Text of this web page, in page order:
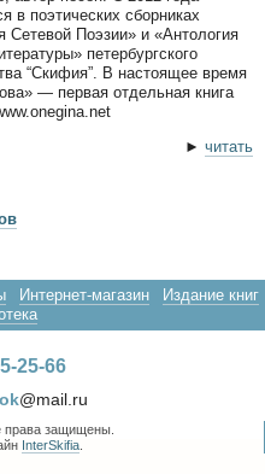
в поэтических сборниках
Сетевой Поэзии» и «Антология
петербургского
“Скифия”. В настоящее время
— первая отдельная книга
► читать
Интернет-магазин
Издание книг
25-66
@mail.ru
защищены.
InterSkifia.